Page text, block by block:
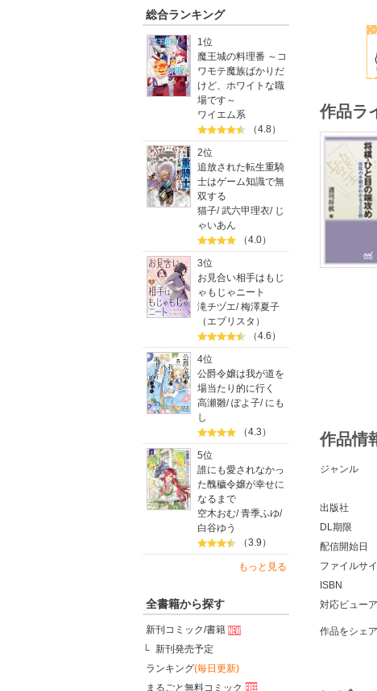
総合ランキング
1位
魔王城の料理番 ～コ
ワモテ魔族ばかりだ
けど、ホワイトな職
場です～
ワイエム系
（4.8）
2位
追放された転生重騎
士はゲーム知識で無
双する
猫子/武六甲理衣/ じ
ゃいあん
（4.0）
3位
お見合い相手はもじ
ゃもじゃニート
滝チヅエ/梅澤夏子
（エブリスタ）
（4.6）
4位
公爵令嬢は我が道を
場当たり的に行く
高瀬雛/ぽよ子/ にも
し
（4.3）
5位
誰にも愛されなかっ
た醜穢令嬢が幸せに
なるまで
空木おむ/青季ふゆ/
白谷ゆう
（3.9）
もっと見る
全書籍から探す
新刊コミック/書籍
新刊発売予定
ランキング(毎日更新)
まるごと無料コミック
作品ラ
作品情
ジャンル
出版社
DL期限
配信開始日
ファイルサ
ISBN
対応ビューア
作品をシェ